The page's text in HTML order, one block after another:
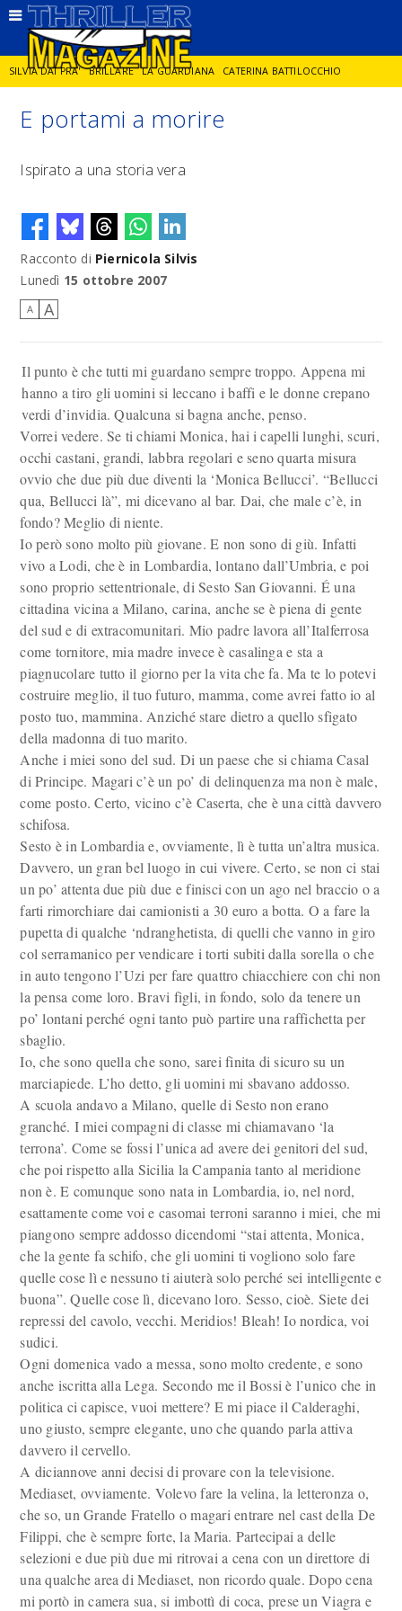
SILVIA DAI PRA' BRILLARE LA GUARDIANA CATERINA BATTILOCCHIO
JORGE DIAZ LA SPIA DELITTO IN CORNICE GIANCARLO DE CATALDO
E portami a morire
Ispirato a una storia vera
Racconto di Piernicola Silvis
Lunedì 15 ottobre 2007
A A
Il punto è che tutti mi guardano sempre troppo. Appena mi
hanno a tiro gli uomini si leccano i baffi e le donne crepano
verdi d’invidia. Qualcuna si bagna anche, penso.
Vorrei vedere. Se ti chiami Monica, hai i capelli lunghi, scuri,
occhi castani, grandi, labbra regolari e seno quarta misura
ovvio che due più due diventi la ‘Monica Bellucci’. “Bellucci
qua, Bellucci là”, mi dicevano al bar. Dai, che male c’è, in
fondo? Meglio di niente.
Io però sono molto più giovane. E non sono di giù. Infatti
vivo a Lodi, che è in Lombardia, lontano dall’Umbria, e poi
sono proprio settentrionale, di Sesto San Giovanni. É una
cittadina vicina a Milano, carina, anche se è piena di gente
del sud e di extracomunitari. Mio padre lavora all’Italferrosa
come tornitore, mia madre invece è casalinga e sta a
piagnucolare tutto il giorno per la vita che fa. Ma te lo potevi
costruire meglio, il tuo futuro, mamma, come avrei fatto io al
posto tuo, mammina. Anziché stare dietro a quello sfigato
della madonna di tuo marito.
Anche i miei sono del sud. Di un paese che si chiama Casal
di Principe. Magari c’è un po’ di delinquenza ma non è male,
come posto. Certo, vicino c’è Caserta, che è una città davvero
schifosa.
Sesto è in Lombardia e, ovviamente, lì è tutta un’altra musica.
Davvero, un gran bel luogo in cui vivere. Certo, se non ci stai
un po’ attenta due più due e finisci con un ago nel braccio o a
farti rimorchiare dai camionisti a 30 euro a botta. O a fare la
pupetta di qualche ‘ndranghetista, di quelli che vanno in giro
col serramanico per vendicare i torti subiti dalla sorella o che
in auto tengono l’Uzi per fare quattro chiacchiere con chi non
la pensa come loro. Bravi figli, in fondo, solo da tenere un
po’ lontani perché ogni tanto può partire una raffichetta per
sbaglio.
Io, che sono quella che sono, sarei finita di sicuro su un
marciapiede. L’ho detto, gli uomini mi sbavano addosso.
A scuola andavo a Milano, quelle di Sesto non erano
granché. I miei compagni di classe mi chiamavano ‘la
terrona’. Come se fossi l’unica ad avere dei genitori del sud,
che poi rispetto alla Sicilia la Campania tanto al meridione
non è. E comunque sono nata in Lombardia, io, nel nord,
esattamente come voi e casomai terroni saranno i miei, che mi
piangono sempre addosso dicendomi “stai attenta, Monica,
che la gente fa schifo, che gli uomini ti vogliono solo fare
quelle cose lì e nessuno ti aiuterà solo perché sei intelligente e
buona”. Quelle cose lì, dicevano loro. Sesso, cioè. Siete dei
repressi del cavolo, vecchi. Meridios! Bleah! Io nordica, voi
sudici.
Ogni domenica vado a messa, sono molto credente, e sono
anche iscritta alla Lega. Secondo me il Bossi è l’unico che in
politica ci capisce, vuoi mettere? E mi piace il Calderaghi,
uno giusto, sempre elegante, uno che quando parla attiva
davvero il cervello.
A diciannove anni decisi di provare con la televisione.
Mediaset, ovviamente. Volevo fare la velina, la letteronza o,
che so, un Grande Fratello o magari entrare nel cast della De
Filippi, che è sempre forte, la Maria. Partecipai a delle
selezioni e due più due mi ritrovai a cena con un direttore di
una qualche area di Mediaset, non ricordo quale. Dopo cena
mi portò in camera sua, si imbottì di coca, prese un Viagra e